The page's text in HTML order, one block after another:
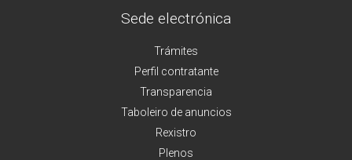
Sede electrónica
Trámites
Perfil contratante
Transparencia
Taboleiro de anuncios
Rexistro
Plenos